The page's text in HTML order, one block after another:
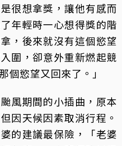
很想拿獎，讓他有感而
年輕時一心想得獎的階
，後來就沒有這個慾望
圍，卻意外重新燃起競
個慾望又回來了。」
風期間的小插曲，原本
因天候因素取消行程。
的建議最保險，「老婆